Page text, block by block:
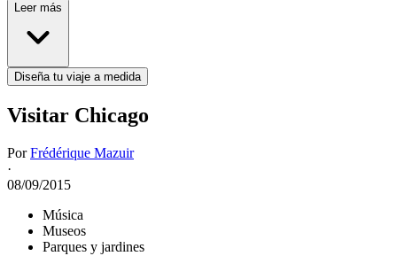
Leer más
Diseña tu viaje a medida
Visitar Chicago
PorFrédérique Mazuir
·
08/09/2015
Música
Museos
Parques y jardines